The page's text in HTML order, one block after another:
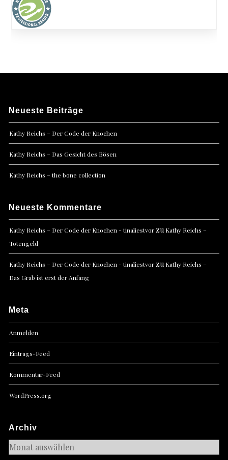
Neueste Beiträge
Kathy Reichs – Der Code der Knochen
Kathy Reichs – Das Gesicht des Bösen
Kathy Reichs – the bone collection
Neueste Kommentare
Kathy Reichs – Der Code der Knochen - tinaliestvorzu Kathy Reichs –
Totengeld
Kathy Reichs – Der Code der Knochen - tinaliestvorzu Kathy Reichs –
Das Grab ist erst der Anfang
Meta
Anmelden
Eintrags-Feed
Kommentar-Feed
WordPress.org
Archiv
Archiv